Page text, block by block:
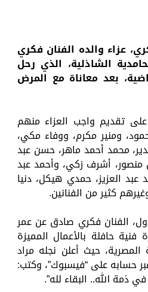
عزاء والده الفنان فكري
الشاذلية، الذي رحل
بعد معاناة مع المرض
تقديم واجب العزاء منهم
ومنير مكرم، ووفاء مكي،
محمد أحمد ماهر، حسن عبد
منصور، أشرف زكي، وأحمد عبد
عبد العزيز، حمدي هيكل، دنيا
كثير من الفنانين.
الفنان فكري صادق عن عمر
فنية حافلة بالأعمال المميزة
المصرية، حيث أعلن نجله مراد
حسابه على “فيسبوك”، وكتب:
ذمة الله.. البقاء لله”.